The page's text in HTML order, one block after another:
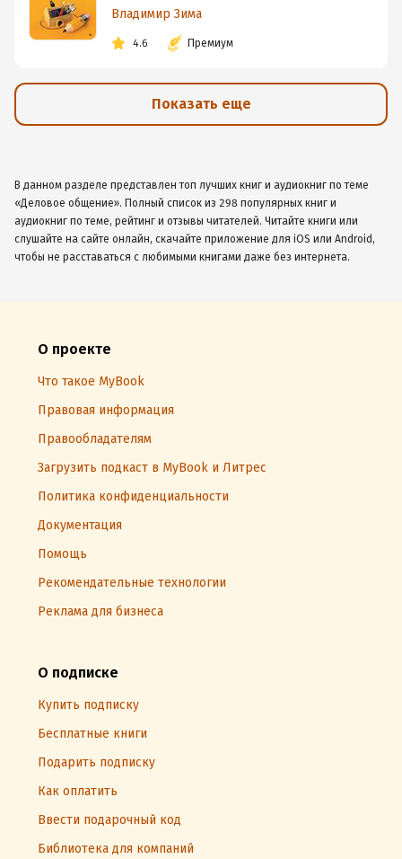
Владимир Зима
4.6 Премиум
Показать еще
В данном разделе представлен топ лучших книг и аудиокниг по теме
«Деловое общение». Полный список из 298 популярных книг и
аудиокниг по теме, рейтинг и отзывы читателей. Читайте книги или
слушайте на сайте онлайн, скачайте приложение для iOS или Android,
чтобы не расставаться с любимыми книгами даже без интернета.
О проекте
Что такое MyBook
Правовая информация
Правообладателям
Загрузить подкаст в MyBook и Литрес
Политика конфиденциальности
Документация
Помощь
Рекомендательные технологии
Реклама для бизнеса
О подписке
Купить подписку
Бесплатные книги
Подарить подписку
Как оплатить
Ввести подарочный код
Библиотека для компаний